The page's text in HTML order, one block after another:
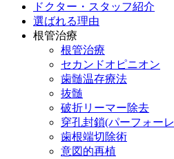
ドクター・スタッフ紹介
選ばれる理由
根管治療
根管治療
セカンドオピニオン
歯髄温存療法
抜髄
破折リーマー除去
穿孔封鎖(パーフォー
歯根端切除術
意図的再植